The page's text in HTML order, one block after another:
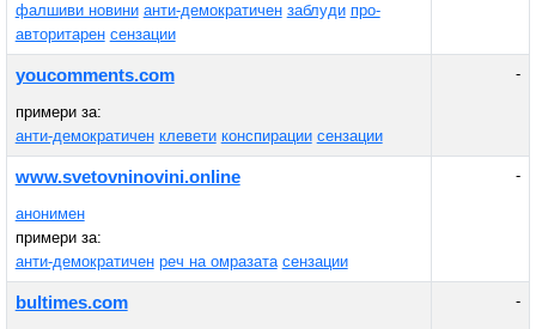
фалшиви новини анти-демократичен заблуди про-
авторитарен сензации
youcomments.com
примери за:
анти-демократичен клевети конспирации сензации
-
www.svetovninovini.online
анонимен
примери за:
анти-демократичен реч на омразата сензации
-
bultimes.com -